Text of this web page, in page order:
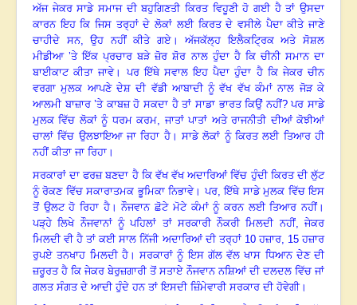
ਅੱਜ ਜੇਕਰ ਸਾਡੇ ਸਮਾਜ ਦੀ ਬਹੁਗਿਣਤੀ ਕਿਰਤ ਵਿਹੂਣੀ ਹੋ ਗਈ ਹੈ ਤਾਂ ਉਸਦਾ
ਕਾਰਨ ਇਹ ਕਿ ਜਿਸ ਤਰ੍ਹਾਂ ਦੇ ਲੋਕਾਂ ਲਈ ਕਿਰਤ ਦੇ ਵਸੀਲੇ ਪੈਦਾ ਕੀਤੇ ਜਾਣੇ
ਚਾਹੀਦੇ ਸਨ,ਉਹ ਨਹੀਂ ਕੀਤੇ ਗਏ।ਅੱਜਕੱਲ੍ਹ ਇਲੈਕਟ੍ਰਿਕ ਅਤੇ ਸੋਸ਼ਲ
ਮੀਡੀਆ ’ਤੇ ਇੱਕ ਪ੍ਰਚਾਰ ਬੜੇ ਜ਼ੋਰ ਸ਼ੋਰ ਨਾਲ ਹੁੰਦਾ ਹੈ ਕਿ ਚੀਨੀ ਸਮਾਨ ਦਾ
ਬਾਈਕਾਟ ਕੀਤਾ ਜਾਵੇ। ਪਰ ਇੱਥੇ ਸਵਾਲ ਇਹ ਪੈਦਾ ਹੁੰਦਾ ਹੈ ਕਿ ਜੇਕਰ ਚੀਨ
ਵਰਗਾ ਮੁਲਕ ਆਪਣੇ ਦੇਸ਼ ਦੀ ਵੱਡੀ ਆਬਾਦੀ ਨੂੰ ਵੱਖ ਵੱਖ ਕੰਮਾਂ ਨਾਲ ਜੋੜ ਕੇ
ਆਲਮੀ ਬਾਜ਼ਾਰ ’ਤੇ ਕਾਬਜ਼ ਹੋ ਸਕਦਾ ਹੈ ਤਾਂ ਸਾਡਾ ਭਾਰਤ ਕਿਉਂ ਨਹੀਂ?ਪਰ ਸਾਡੇ
ਮੁਲਕ ਵਿੱਚ ਲੋਕਾਂ ਨੂੰ ਧਰਮ ਕਰਮ, ਜਾਤਾਂ ਪਾਤਾਂ ਅਤੇ ਰਾਜਨੀਤੀ ਦੀਆਂ ਕੋਝੀਆਂ
ਚਾਲਾਂ ਵਿੱਚ ਉਲਝਾਇਆ ਜਾ ਰਿਹਾ ਹੈ।ਸਾਡੇ ਲੋਕਾਂ ਨੂੰ ਕਿਰਤ ਲਈ ਤਿਆਰ ਹੀ
ਨਹੀਂ ਕੀਤਾ ਜਾ ਰਿਹਾ ।
ਸਰਕਾਰਾਂ ਦਾ ਫਰਜ਼ ਬਣਦਾ ਹੈ ਕਿ ਵੱਖ ਵੱਖ ਅਦਾਰਿਆਂ ਵਿੱਚ ਹੁੰਦੀ ਕਿਰਤ ਦੀ ਲੁੱਟ
ਨੂੰ ਰੋਕਣ ਵਿੱਚ ਸਕਾਰਾਤਮਕ ਭੂਮਿਕਾ ਨਿਭਾਵੇ। ਪਰ,ਇੱਥੇ ਸਾਡੇ ਮੁਲਕ ਵਿੱਚ ਇਸ
ਤੋਂ ਉਲਟ ਹੋ ਰਿਹਾ ਹੈ। ਨੌਜਵਾਨ ਛੋਟੇ ਮੋਟੇ ਕੰਮਾਂ ਨੂੰ ਕਰਨ ਲਈ ਤਿਆਰ ਨਹੀਂ।
ਪੜ੍ਹੇ ਲਿਖੇ ਨੌਜਵਾਨਾਂ ਨੂੰ ਪਹਿਲਾਂ ਤਾਂ ਸਰਕਾਰੀ ਨੌਕਰੀ ਮਿਲਦੀ ਨਹੀਂ,ਜੇਕਰ
ਮਿਲਦੀ ਵੀ ਹੈ ਤਾਂ ਕਈ ਸਾਲ ਨਿੱਜੀ ਅਦਾਰਿਆਂ ਦੀ ਤਰ੍ਹਾਂ 10 ਹਜ਼ਾਰ, 15 ਹਜ਼ਾਰ
ਰੁਪਏ ਤਨਖਾਹ ਮਿਲਦੀ ਹੈ। ਸਰਕਾਰਾਂ ਨੂੰ ਇਸ ਗੱਲ ਵੱਲ ਖਾਸ ਧਿਆਨ ਦੇਣ ਦੀ
ਜ਼ਰੂਰਤ ਹੈ ਕਿ ਜੇਕਰ ਬੇਰੁਜ਼ਗਾਰੀ ਤੋਂ ਸਤਾਏ ਨੌਜਵਾਨ ਨਸ਼ਿਆਂ ਦੀ ਦਲਦਲ ਵਿੱਚ ਜਾਂ
ਗਲਤ ਸੰਗਤ ਦੇ ਆਦੀ ਹੁੰਦੇ ਹਨ ਤਾਂ ਇਸਦੀ ਜ਼ਿੰਮੇਵਾਰੀ ਸਰਕਾਰ ਦੀ ਹੋਵੇਗੀ।